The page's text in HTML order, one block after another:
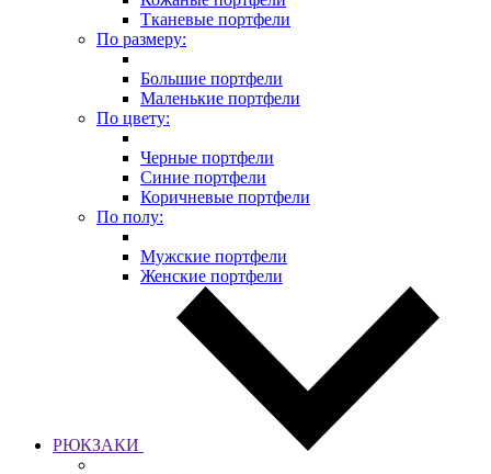
Тканевые портфели
По размеру:
Большие портфели
Маленькие портфели
По цвету:
Черные портфели
Синие портфели
Коричневые портфели
По полу:
Мужские портфели
Женские портфели
РЮКЗАКИ